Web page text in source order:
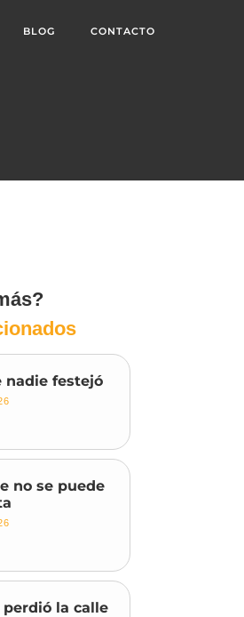
BLOG CONTACTO
nadie festejó
no se puede
la calle